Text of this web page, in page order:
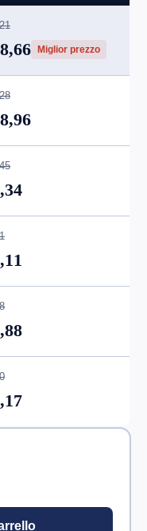
Miglior prezzo